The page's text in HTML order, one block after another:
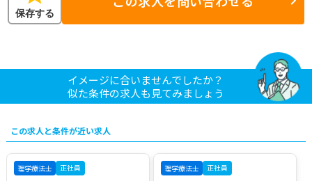
保存する
イメージに合いませんでしたか？
似た条件の求人も見てみましょう
この求人と条件が近い求人
理学療法士 正社員 理学療法士 正社員